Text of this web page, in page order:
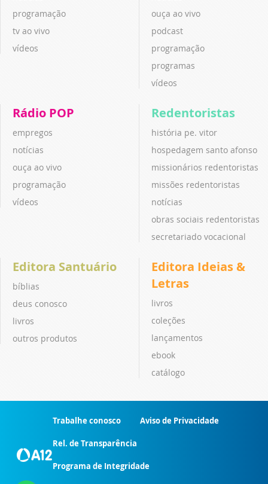
programação
tv ao vivo
vídeos
ouça ao vivo
podcast
programação
programas
vídeos
Rádio POP
empregos
notícias
ouça ao vivo
programação
vídeos
Redentoristas
história pe. vitor
hospedagem santo afonso
missionários redentoristas
missões redentoristas
notícias
obras sociais redentoristas
secretariado vocacional
Editora Santuário
bíblias
deus conosco
livros
outros produtos
Editora Ideias &
Letras
livros
coleções
lançamentos
ebook
catálogo
Trabalhe conosco Aviso de Privacidade
Rel. de Transparência
Programa de Integridade